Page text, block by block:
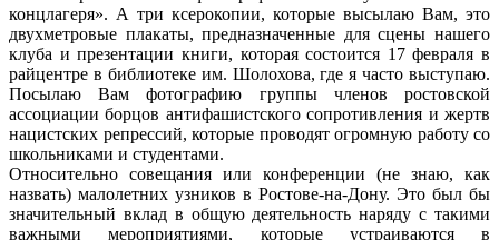
концлагеря». А три ксерокопии, которые высылаю Вам, это
двухметровые плакаты, предназначенные для сцены нашего
клуба и презентации книги, которая состоится 17 февраля в
райцентре в библиотеке им. Шолохова, где я часто выступаю.
Посылаю Вам фотографию группы членов ростовской
ассоциации борцов антифашистского сопротивления и жертв
нацистских репрессий, которые проводят огромную работу со
школьниками и студентами.
Относительно совещания или конференции (не знаю, как
назвать) малолетних узников в Ростове-на-Дону. Это был бы
значительный вклад в общую деятельность наряду с такими
важными мероприятиями, которые устраиваются в